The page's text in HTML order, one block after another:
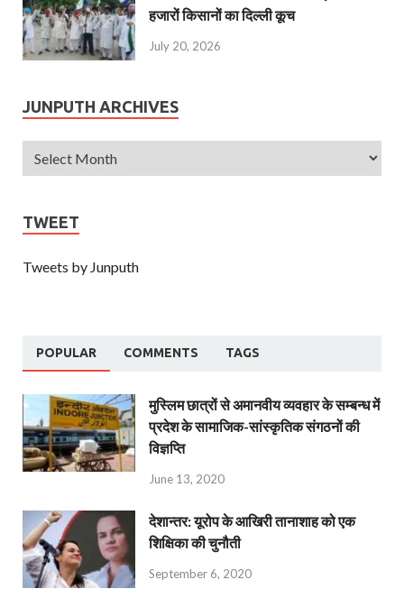
हजारों किसानों का दिल्ली कूच
July 20, 2026
JUNPUTH ARCHIVES
TWEET
Tweets by Junputh
POPULAR COMMENTS TAGS
मुस्लिम छात्रों से अमानवीय व्यवहार के सम्बन्ध में
प्रदेश के सामाजिक-सांस्कृतिक संगठनों की
विज्ञप्ति
June 13, 2020
देशान्‍तर: यूरोप के आखिरी तानाशाह को एक
शिक्षिका की चुनौती
September 6, 2020